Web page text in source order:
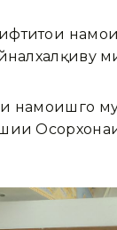
намоишгоҳ